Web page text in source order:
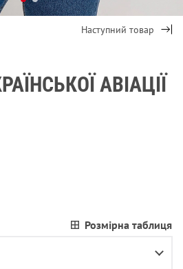
Наступний товар
АВІАЦІЇ
Розмірна таблиця
OK